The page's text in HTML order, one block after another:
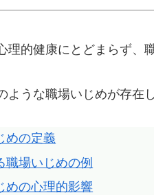
理的健康にとどまらず、
ような職場いじめが存在
めの定義
職場いじめの例
めの心理的影響